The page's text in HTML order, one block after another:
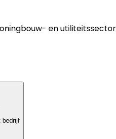
en
bedrijf